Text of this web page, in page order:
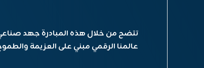
تتضح من خلال هذه المبادرة جهد
عالمنا الرقمي مبني على العزيمة